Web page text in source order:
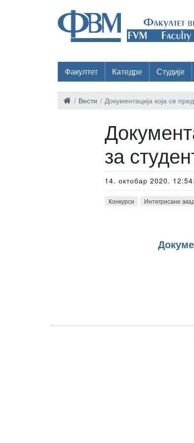
Факултет Катедре Студије
Вести Документација која се
за
14. октобар 2020.
Конкурси Интегрисане